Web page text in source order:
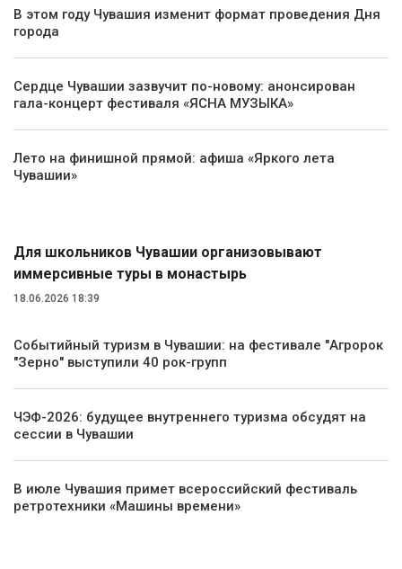
В этом году Чувашия изменит формат проведения Дня
города
Сердце Чувашии зазвучит по-новому: анонсирован
гала-концерт фестиваля «ЯСНА МУЗЫКА»
Лето на финишной прямой: афиша «Яркого лета
Чувашии»
Для школьников Чувашии организовывают
иммерсивные туры в монастырь
18.06.2026 18:39
Событийный туризм в Чувашии: на фестивале "Агророк
"Зерно" выступили 40 рок-групп
ЧЭФ-2026: будущее внутреннего туризма обсудят на
сессии в Чувашии
В июле Чувашия примет всероссийский фестиваль
ретротехники «Машины времени»